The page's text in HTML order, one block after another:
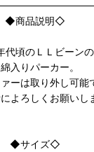
◆商品説明◇
代頃のＬＬビーンの
入りパーカー。
ーは取り外し可能
よろしくお願いし
◆サイズ◇